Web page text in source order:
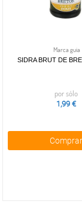
Marca guia
SIDRA BRUT DE
por sólo
1,99 €
Comprar